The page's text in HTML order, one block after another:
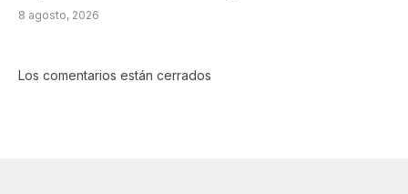
8 agosto, 2026
Los comentarios están cerrados